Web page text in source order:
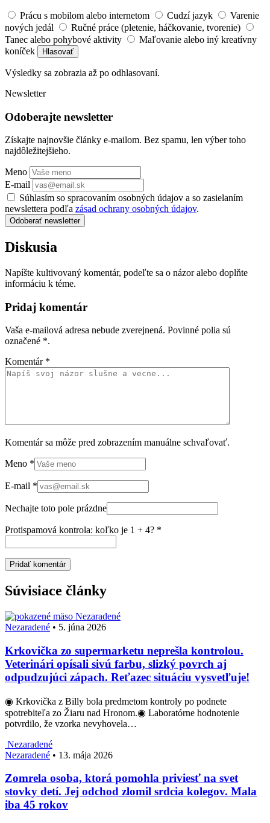
Prácu s mobilom alebo internetom Cudzí jazyk
Varenie
nových jedál
Ručné práce (pletenie, háčkovanie, tvorenie)
Tanec alebo pohybové aktivity
Maľovanie alebo iný kreatívny
koníček
Hlasovať
Výsledky sa zobrazia až po odhlasovaní.
Newsletter
Odoberajte newsletter
Získajte najnovšie články e-mailom. Bez spamu, len výber toho
najdôležitejšieho.
Meno
E-mail
Súhlasím so spracovaním osobných údajov a so zasielaním
newslettera podľa zásad ochrany osobných údajov.
Odoberať newsletter
Diskusia
Napíšte kultivovaný komentár, podeľte sa o názor alebo doplňte
informáciu k téme.
Pridaj komentár
Vaša e-mailová adresa nebude zverejnená. Povinné polia sú
označené *.
Komentár *
Komentár sa môže pred zobrazením manuálne schvaľovať.
Meno *
E-mail *
Nechajte toto pole prázdne
Protispamová kontrola: koľko je 1 + 4? *
Súvisiace články
Nezaradené
Nezaradené • 5. júna 2026
Krkovička zo supermarketu neprešla kontrolou.
Veterinári opísali sivú farbu, slizký povrch aj
odpudzujúci zápach. Reťazec situáciu vysvetľuje!
◉ Krkovička z Billy bola predmetom kontroly po podnete
spotrebiteľa zo Žiaru nad Hronom.◉ Laboratórne hodnotenie
potvrdilo, že vzorka nevyhovela…
Nezaradené
Nezaradené • 13. mája 2026
Zomrela osoba, ktorá pomohla priviesť na svet
stovky detí. Jej odchod zlomil srdcia kolegov. Mala
iba 45 rokov